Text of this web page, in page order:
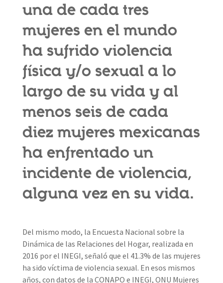
una de cada tres
mujeres en el mundo
ha sufrido violencia
física y/o sexual a lo
largo de su vida y al
menos seis de cada
diez mujeres mexicanas
ha enfrentado un
incidente de violencia,
alguna vez en su vida.
Del mismo modo, la Encuesta Nacional sobre la
Dinámica de las Relaciones del Hogar, realizada en
2016 por el INEGI, señaló que el 41.3% de las mujeres
ha sido víctima de violencia sexual. En esos mismos
años, con datos de la CONAPO e INEGI, ONU Mujeres